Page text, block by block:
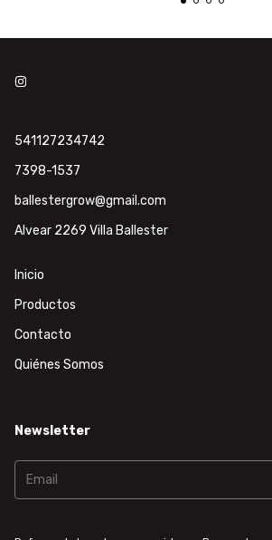
541127234742
7398-1537
ballestergrow@gmail.com
Alvear 2269 Villa Ballester
Inicio
Productos
Contacto
Quiénes Somos
Newsletter